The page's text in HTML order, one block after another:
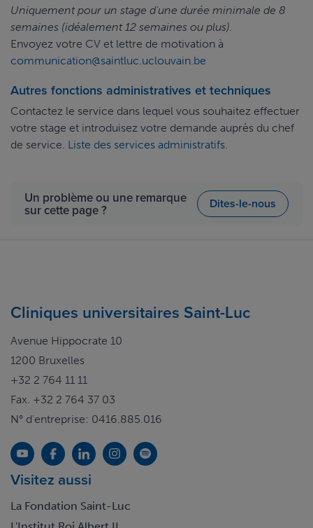
Uniquement pour un stage d'une durée minimale de 8
semaines (idéalement 12 semaines ou plus).
Envoyez votre CV et lettre de motivation à
communication@saintluc.uclouvain.be
Autres fonctions administratives et techniques
Contactez le service dans lequel vous souhaitez effectuer
votre stage et introduisez votre demande auprès du chef
de service. Liste des services administratifs
Un problème ou une remarque
sur cette page ? Dites-le-nous
Cliniques universitaires Saint-Luc
Avenue Hippocrate 10
1200 Bruxelles
+32 2 764 11 11
Fax. +32 2 764 37 03
N° d'entreprise: 0416.885.016
Visitez aussi
La Fondation Saint-Luc